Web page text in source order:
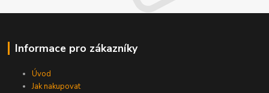
Informace pro zákazníky
Úvod
Jak nakupovat